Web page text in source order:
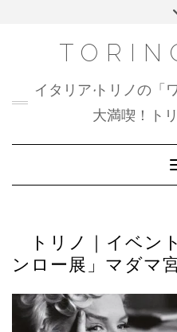
イタリア•トリノの「
大満喫！ト
トリノ｜イベン
ンロー展」マダマ